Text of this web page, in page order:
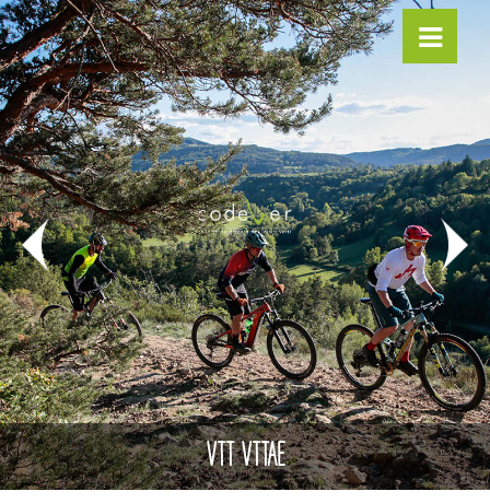
VTT VTTAE